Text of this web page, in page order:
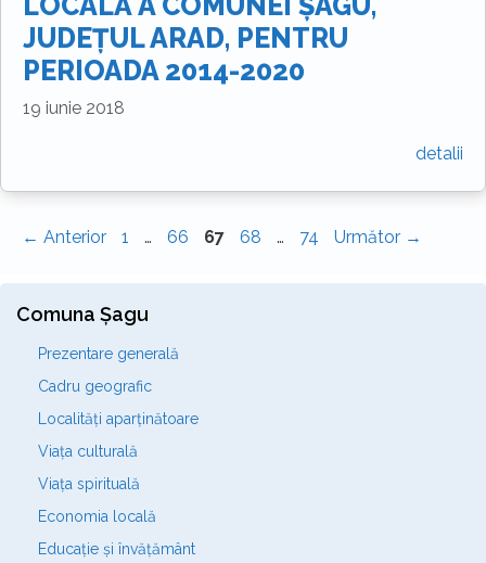
JUDEŢUL ARAD, PENTRU
PERIOADA 2014-2020
19 iunie 2018
detalii
← Anterior 1 … 66 67 68 … 74 Următor →
Comuna Șagu
Prezentare generală
Cadru geografic
Localități aparținătoare
Viața culturală
Viața spirituală
Economia locală
Educație și învățământ